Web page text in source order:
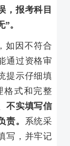
，报考科目
”。
如因不符合
通过资格审
提示仔细填
格式和完整
不实填写信
责。 系统采
写，并牢记